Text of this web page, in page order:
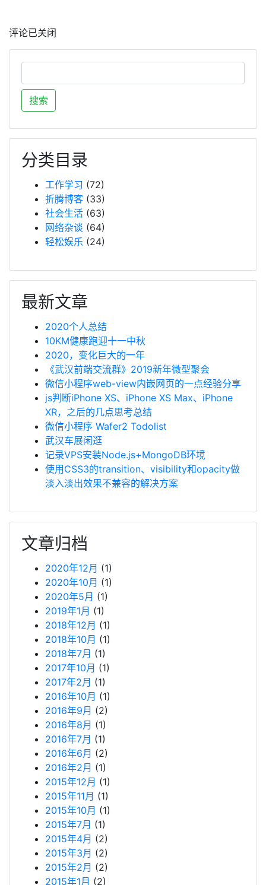
评论已关闭
分类目录
工作学习 (72)
折腾博客 (33)
社会生活 (63)
网络杂谈 (64)
轻松娱乐 (24)
最新文章
2020个人总结
10KM健康跑迎十一中秋
2020，变化巨大的一年
《武汉前端交流群》2019新年微型聚会
微信小程序web-view内嵌网页的一点经验分享
js判断iPhone XS、iPhone XS Max、iPhone
XR，之后的几点思考总结
微信小程序 Wafer2 Todolist
武汉车展闲逛
记录VPS安装Node.js+MongoDB环境
使用CSS3的transition、visibility和opacity做
淡入淡出效果不兼容的解决方案
文章归档
2020年12月 (1)
2020年10月 (1)
2020年5月 (1)
2019年1月 (1)
2018年12月 (1)
2018年10月 (1)
2018年7月 (1)
2017年10月 (1)
2017年2月 (1)
2016年10月 (1)
2016年9月 (2)
2016年8月 (1)
2016年7月 (1)
2016年6月 (2)
2016年2月 (1)
2015年12月 (1)
2015年11月 (1)
2015年10月 (1)
2015年7月 (1)
2015年4月 (2)
2015年3月 (2)
2015年2月 (2)
2015年1月 (2)